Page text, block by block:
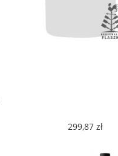
299,87 zł